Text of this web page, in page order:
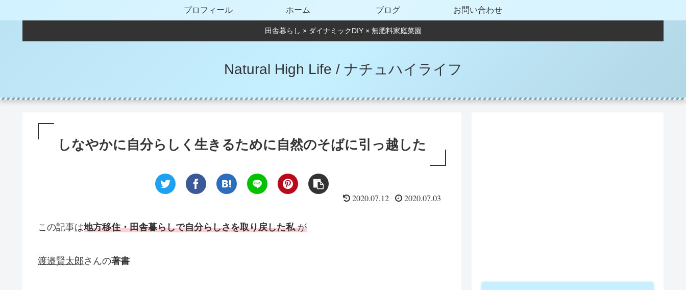
田舎暮らし × ダイナミックDIY × 無肥料家庭菜園
Natural High Life / ナチュハイライフ
プロフィール ホーム ブログ お問い合わせ
しなやかに自分らしく生きるために自然のそばに引っ越した
2020.07.12 2020.07.03
この記事は地方移住・田舎暮らしで自分らしさを取り戻した私が
渡邉賢太郎さんの著書